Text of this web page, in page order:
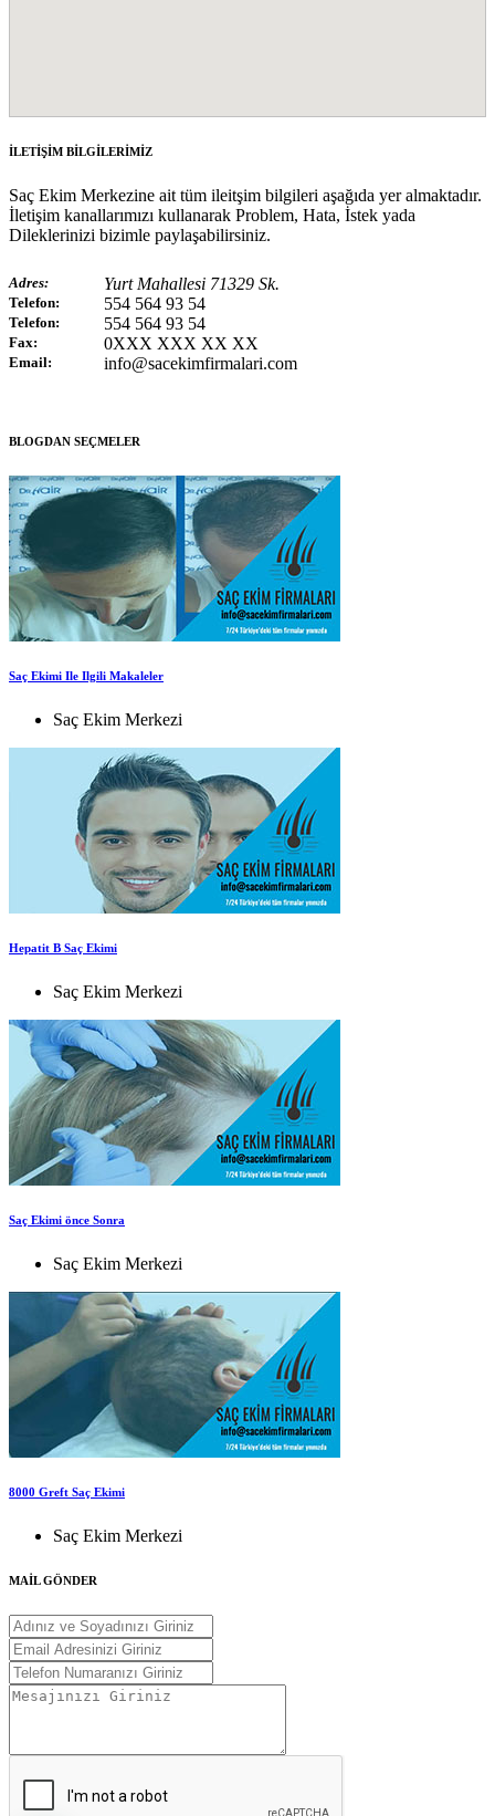
İLETİŞİM BİLGİLERİMİZ
Saç Ekim Merkezine ait tüm ileitşim bilgileri aşağıda yer almaktadır.
İletişim kanallarımızı kullanarak Problem, Hata, İstek yada
Dileklerinizi bizimle paylaşabilirsiniz.
Adres: Yurt Mahallesi 71329 Sk.
Telefon: 554 564 93 54
Telefon: 554 564 93 54
Fax: 0XXX XXX XX XX
Email: info@sacekimfirmalari.com
BLOGDAN SEÇMELER
Saç Ekimi Ile Ilgili Makaleler
Saç Ekim Merkezi
Hepatit B Saç Ekimi
Saç Ekim Merkezi
Saç Ekimi önce Sonra
Saç Ekim Merkezi
8000 Greft Saç Ekimi
Saç Ekim Merkezi
MAİL GÖNDER